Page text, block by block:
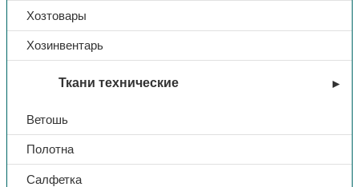
Хозтовары
Хозинвентарь
Ткани технические
Ветошь
Полотна
Салфетка
Комплект
Название Ударница